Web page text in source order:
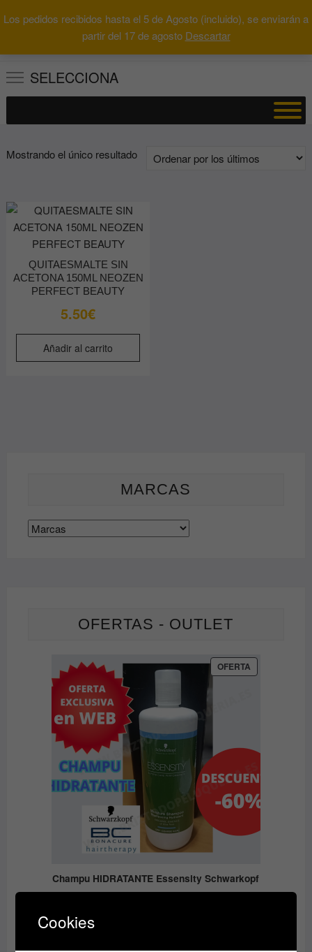
Los pedidos recibidos hasta el 5 de Agosto (incluido), se enviarán a
partir del 17 de agosto Descartar
al
Buscar
0 Total
SELECCIONA
Mostrando el único resultado
QUITAESMALTE SIN
ACETONA 150ML NEOZEN
PERFECT BEAUTY
5.50€
Añadir al carrito
MARCAS
OFERTAS - OUTLET
OFERTAPRODUCTO
EN
Champu HIDRATANTE Essensity Schwarkopf
Cookies